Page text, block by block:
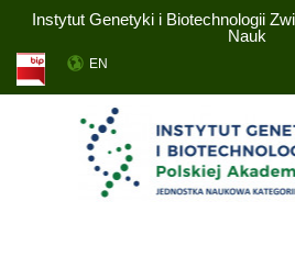
Instytut Genetyki i Biotechnologii
Nauk
EN